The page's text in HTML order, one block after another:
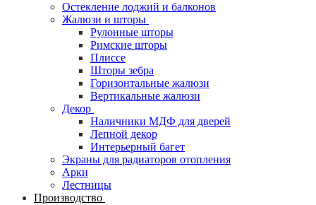
Остекление лоджий и балконов
Жалюзи и шторы
Рулонные шторы
Римские шторы
Плиссе
Шторы зебра
Горизонтальные жалюзи
Вертикальные жалюзи
Декор
Наличники МДФ для дверей
Лепной декор
Интерьерный багет
Экраны для радиаторов отопления
Арки
Лестницы
Производство